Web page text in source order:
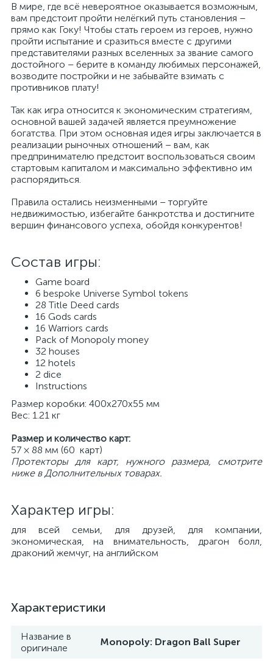
В мире, где всё невероятное оказывается возможным,
вам предстоит пройти нелёгкий путь становления –
прямо как Гоку! Чтобы стать героем из героев, нужно
пройти испытание и сразиться вместе с другими
представителями разных вселенных за звание самого
достойного – берите в команду любимых персонажей,
возводите постройки и не забывайте взимать с
противников плату!
Так как игра относится к экономическим стратегиям,
основной вашей задачей является преумножение
богатства. При этом основная идея игры заключается в
реализации рыночных отношений – вам, как
предпринимателю предстоит воспользоваться своим
стартовым капиталом и максимально эффективно им
распорядиться.
Правила остались неизменными – торгуйте
недвижимостью, избегайте банкротства и достигните
вершин финансового успеха, обойдя конкурентов!
Состав игры:
Game board
6 bespoke Universe Symbol tokens
28 Title Deed cards
16 Gods cards
16 Warriors cards
Pack of Monopoly money
32 houses
12 hotels
2 dice
Instructions
Размер коробки: 400х270х55 мм
Вес: 1.21 кг
Размер и количество карт:
57 × 88 мм (60 карт)
Протекторы для карт, нужного размера, смотрите
ниже в Дополнительных товарах.
Характер игры:
для всей семьи, для друзей, для компании,
экономическая, на внимательность, драгон болл,
драконий жемчуг, на английском
Характеристики
Название в
оригинале
Monopoly: Dragon Ball Super